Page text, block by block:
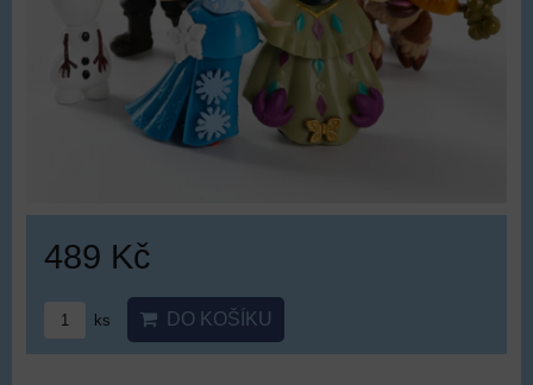
489 Kč
ks DO KOŠÍKU